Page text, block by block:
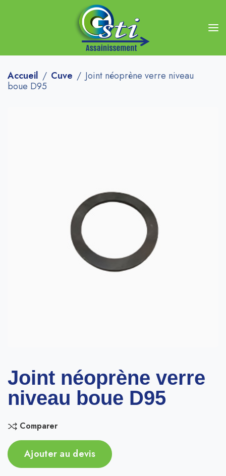
Accueil Cuve
Joint néoprène verre niveau
boue D95
Joint néoprène verre
niveau boue D95
Comparer
Ajouter au devis